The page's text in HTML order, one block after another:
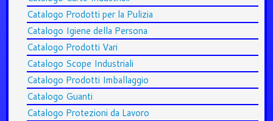
Catalogo Prodotti per la Pulizia
Catalogo Igiene della Persona
Catalogo Prodotti Vari
Catalogo Scope Industriali
Catalogo Prodotti Imballaggio
Catalogo Guanti
Catalogo Protezioni da Lavoro